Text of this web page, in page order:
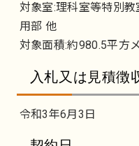
対象室:理科室等特別
用部 他
対象面積:約980.5平方
入札又は見積徴
令和3年6月3日